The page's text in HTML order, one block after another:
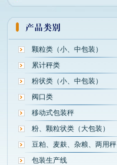
颗粒类（小、中包装）
累计秤类
粉状类（小、中包装）
阀口类
移动式包装秤
粉、颗粒状类（大包装）
豆粕、麦麸、杂粮、两用秤
包装生产线